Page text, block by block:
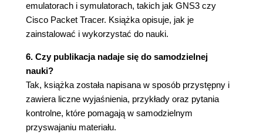
Informacje na temat programu GNS3
Pobieranie, instalacja i najważniejsze funkcje
Ważniejsze funkcje i opcje
Obszar roboczy GNS3
Połączenie dwóch wirtualnych stacji w
programie GNS3
Przygotowanie IOS
Podłączenie routerów i uruchomienie prostej
emulatorach i symulatorach, takich jak GNS3 czy
Cisco Packet Tracer. Książka opisuje, jak je
zainstalować i wykorzystać do nauki.
6. Czy publikacja nadaje się do samodzielnej
nauki?
Tak, książka została napisana w sposób przystępny i
zawiera liczne wyjaśnienia, przykłady oraz pytania
kontrolne, które pomagają w samodzielnym
przyswajaniu materiału.